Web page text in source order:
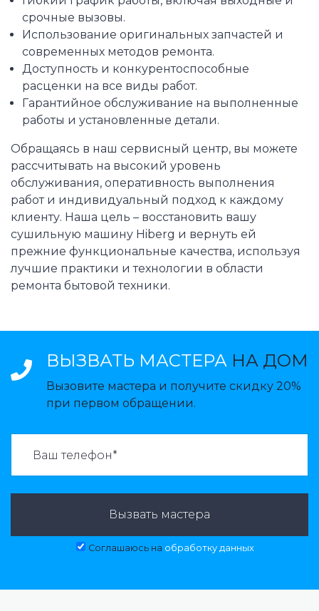
срочные вызовы.
Использование оригинальных запчастей и
современных методов ремонта.
Доступность и конкурентоспособные
расценки на все виды работ.
Гарантийное обслуживание на выполненные
работы и установленные детали.
Обращаясь в наш сервисный центр, вы можете
рассчитывать на высокий уровень
обслуживания, оперативность выполнения
работ и индивидуальный подход к каждому
клиенту. Наша цель – восстановить вашу
сушильную машину Hiberg и вернуть ей
прежние функциональные качества, используя
лучшие практики и технологии в области
ремонта бытовой техники.
ВЫЗВАТЬ МАСТЕРА НА ДОМ
Вызовите мастера и получите скидку 20%
при первом обращении.
Вызвать мастера
Соглашаюсь на обработку данных